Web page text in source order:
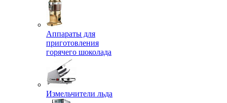
Аппараты для
приготовления
горячего шоколада
Измельчители льда